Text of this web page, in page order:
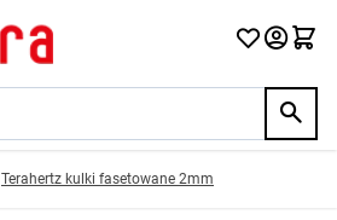
Terahertz kulki fasetowane 2mm